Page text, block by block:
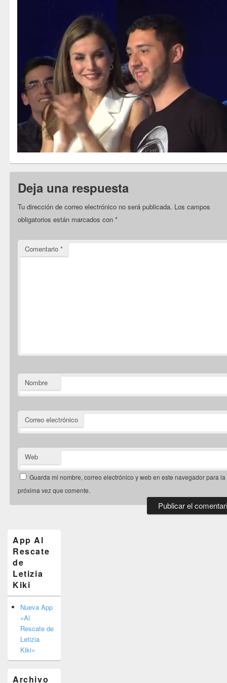
Deja una respuesta
Tu dirección de correo electrónico no será publicada. Los campos
obligatorios están marcados con*
Comentario*
Nombre
Correo electrónico
Web
Guarda mi nombre, correo electrónico y web en este navegador para la
próxima vez que comente.
widget
barra
lateral
primaria
App Al
Rescate
de
Letizia
Kiki
Nueva App
«Al
Rescate de
Letizia
Kiki»
Archivo